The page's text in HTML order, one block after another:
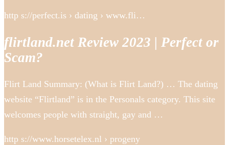
http s://perfect.is › dating › www.fli…
flirtland.net Review 2023 | Perfect or
Scam?
Flirt Land Summary: (What is Flirt Land?) … The dating
website “Flirtland” is in the Personals category. This site
welcomes people with straight, gay and …
http s://www.horsetelex.nl › progeny